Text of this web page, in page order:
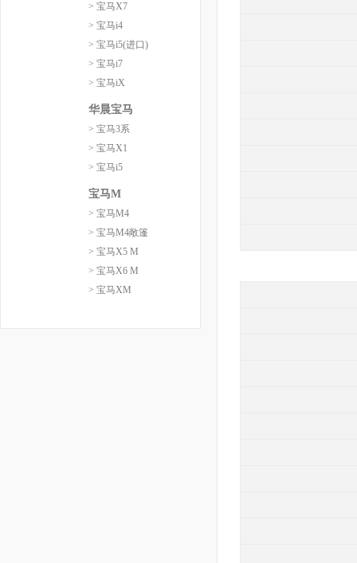
> 宝马X7
> 宝马i4
> 宝马i5(进口)
> 宝马i7
> 宝马iX
华晨宝马
> 宝马3系
> 宝马X1
> 宝马i5
宝马M
> 宝马M4
> 宝马M4敞篷
> 宝马X5 M
> 宝马X6 M
> 宝马XM